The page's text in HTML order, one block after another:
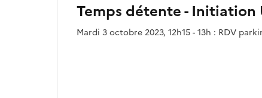
Temps détente -
Mardi 3 octobre 2023, 12h15 - 13h : RDV